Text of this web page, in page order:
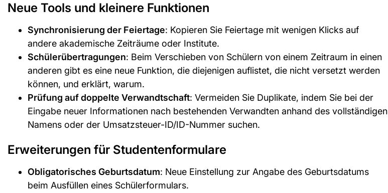
Neue Tools und kleinere Funktionen
Synchronisierung der Feiertage: Kopieren Sie Feiertage mit wenigen Klicks auf
andere akademische Zeiträume oder Institute.
Schülerübertragungen: Beim Verschieben von Schülern von einem Zeitraum in einen
anderen gibt es eine neue Funktion, die diejenigen auflistet, die nicht versetzt werden
können, und erklärt, warum.
Prüfung auf doppelte Verwandtschaft: Vermeiden Sie Duplikate, indem Sie bei der
Eingabe neuer Informationen nach bestehenden Verwandten anhand des vollständigen
Namens oder der Umsatzsteuer-ID/ID-Nummer suchen.
Erweiterungen für Studentenformulare
Obligatorisches Geburtsdatum: Neue Einstellung zur Angabe des Geburtsdatums
beim Ausfüllen eines Schülerformulars.